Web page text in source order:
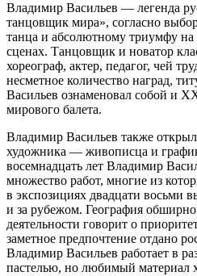
Владимир Васильев — легенда
танцовщик мира», согласно
танца и абсолютному триумфу
сценах. Танцовщик и новатор
хореограф, актер, педагог, чей
несметное количество наград,
Васильев ознаменовал собой и
мирового балета.
Владимир Васильев также
художника — живописца и
восемнадцать лет Владимир
множество работ, многие из
в экспозициях двадцати восьми
и за рубежом. География
деятельности говорит о
заметное предпочтение отдано
Владимир Васильев работает в
пастелью, но любимый материал